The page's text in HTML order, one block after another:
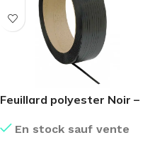
Feuillard polyester Noir –
En stock sauf vente